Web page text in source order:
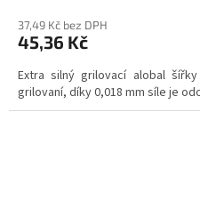
37,49 Kč bez DPH
45,36 Kč
Extra silný grilovací alobal
grilovaní, díky 0,018 mm síle je